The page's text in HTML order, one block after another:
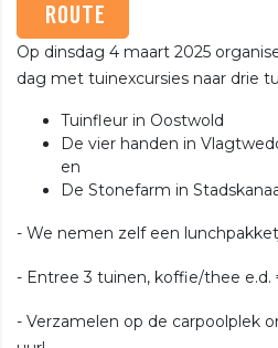
ROUTE
Op dinsdag 4 maart 2025
dag met tuinexcursies naar drie
Tuinfleur in Oostwold
De vier handen in
en
De Stonefarm in
- We nemen zelf een
- Entree 3 tuinen, koffie/thee e.d.
- Verzamelen op de carpoolplek